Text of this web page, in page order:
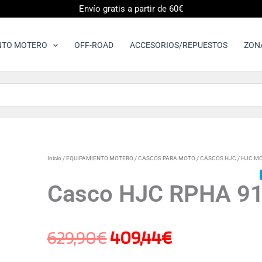
Envío gratis a partir de 60€
MOTERO OFF-ROAD ACCESORIOS/REPUESTOS
Inicio/EQUIPAMIENTO MOTERO/CASCOS PARA MOTO/CASCOS HJC /HJC
Casco HJC RPHA
629,90€
precio
original
409,44€
precio
actual
Casco
91